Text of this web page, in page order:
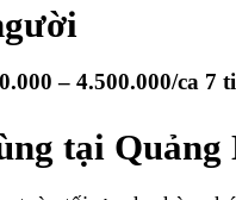
– 4.500.000/ca 7
tại Quảng